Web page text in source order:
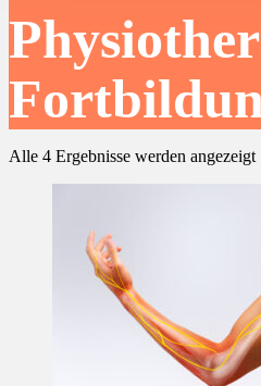
Alle 4 Ergebnisse werden angezeigt